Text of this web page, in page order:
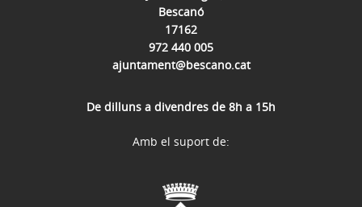
Bescanó
17162
972 440 005
ajuntament@bescano.cat
De dilluns a divendres de 8h a 15h
Amb el suport de: